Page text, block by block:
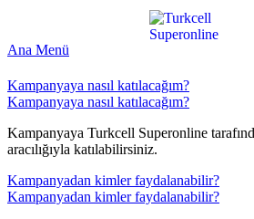
Ana Menü
Kampanyaya nasıl katılacağım?
Kampanyaya nasıl katılacağım?
Kampanyaya Turkcell Superonline
aracılığıyla katılabilirsiniz.​​
Kampanyadan kimler faydalanabilir?
Kampanyadan kimler faydalanabilir?